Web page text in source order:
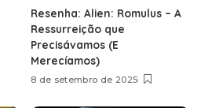
Resenha: Alien: Romulus – A
Ressurreição que
Precisávamos (E
Merecíamos)
8 de setembro de 2025